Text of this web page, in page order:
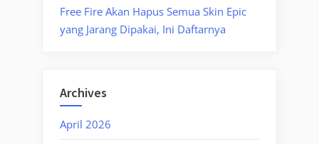
Free Fire Akan Hapus Semua Skin Epic
yang Jarang Dipakai, Ini Daftarnya
Archives
April 2026